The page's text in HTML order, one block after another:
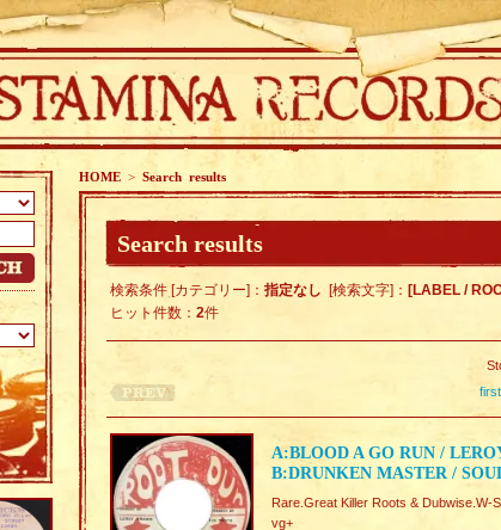
HOME > Search results
Search results
検索条件 [カテゴリー]： 指定なし [検索文字]： [LABEL /
ヒット件数： 2件
first
A:BLOOD A GO RUN /
B:DRUNKEN MASTER /
Rare.Great Killer Roots & Dubwise.W-
vg+